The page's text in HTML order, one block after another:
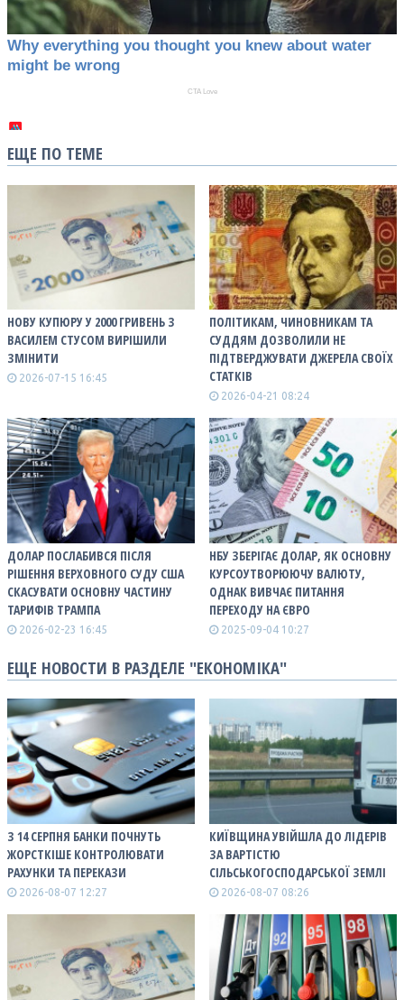
ЕЩЕ ПО ТЕМЕ
НОВУ КУПЮРУ У 2000 ГРИВЕНЬ З
ВАСИЛЕМ СТУСОМ ВИРІШИЛИ
ЗМІНИТИ
2026-07-15 16:45
ПОЛІТИКАМ, ЧИНОВНИКАМ ТА
СУДДЯМ ДОЗВОЛИЛИ НЕ
ПІДТВЕРДЖУВАТИ ДЖЕРЕЛА СВОЇХ
СТАТКІВ
2026-04-21 08:24
ДОЛАР ПОСЛАБИВСЯ ПІСЛЯ
РІШЕННЯ ВЕРХОВНОГО СУДУ США
СКАСУВАТИ ОСНОВНУ ЧАСТИНУ
ТАРИФІВ ТРАМПА
2026-02-23 16:45
НБУ ЗБЕРІГАЄ ДОЛАР, ЯК ОСНОВНУ
КУРСОУТВОРЮЮЧУ ВАЛЮТУ,
ОДНАК ВИВЧАЄ ПИТАННЯ
ПЕРЕХОДУ НА ЄВРО
2025-09-04 10:27
ЕЩЕ НОВОСТИ В РАЗДЕЛЕ "ЕКОНОМІКА"
З 14 СЕРПНЯ БАНКИ ПОЧНУТЬ
ЖОРСТКІШЕ КОНТРОЛЮВАТИ
РАХУНКИ ТА ПЕРЕКАЗИ
2026-08-07 12:27
КИЇВЩИНА УВІЙШЛА ДО ЛІДЕРІВ
ЗА ВАРТІСТЮ
СІЛЬСЬКОГОСПОДАРСЬКОЇ ЗЕМЛІ
2026-08-07 08:26